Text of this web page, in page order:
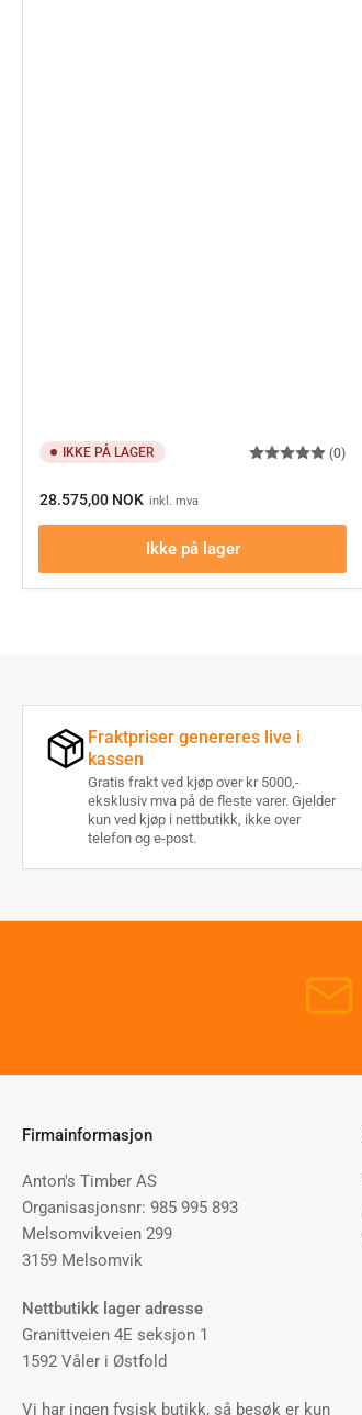
IKKE PÅ LAGER (0)
Ordinærpis
28.575,00 NOK inkl. mva
Ikke på lager
Fraktpriser genereres live i
kassen
Gratis frakt ved kjøp over kr 5000,-
eksklusiv mva på de fleste varer. Gjelder
kun ved kjøp i nettbutikk, ikke over
telefon og e-post.
Firmainformasjon
Anton's Timber AS
Organisasjonsnr: 985 995 893
Melsomvikveien 299
3159 Melsomvik
Nettbutikk lager adresse
Granittveien 4E seksjon 1
1592 Våler i Østfold
Vi har ingen fysisk butikk, så besøk er kun